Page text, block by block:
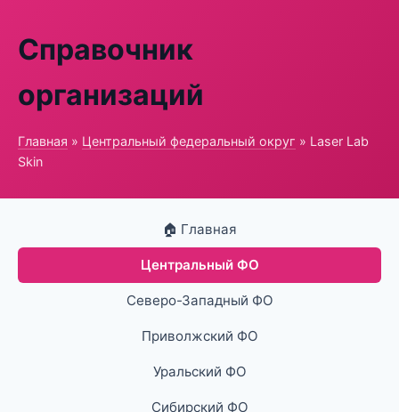
Справочник
организаций
Главная » Центральный федеральный округ » Laser Lab
Skin
🏠 Главная
Центральный ФО
Северо-Западный ФО
Приволжский ФО
Уральский ФО
Сибирский ФО